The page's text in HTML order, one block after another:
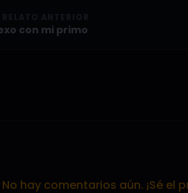
con mi primo
No hay comentarios aún. ¡Sé el